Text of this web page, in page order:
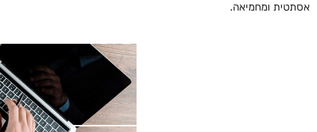
אסתטית ומחמיאה.